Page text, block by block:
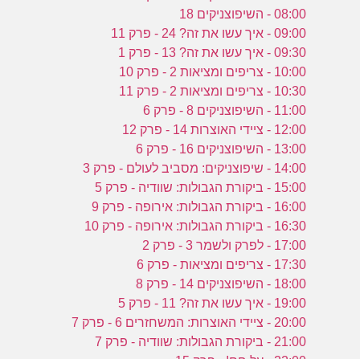
08:00 - השיפוצניקים 18
09:00 - איך עשו את זה? 24 - פרק 11
09:30 - איך עשו את זה? 13 - פרק 1
10:00 - צריפים ומציאות 2 - פרק 10
10:30 - צריפים ומציאות 2 - פרק 11
11:00 - השיפוצניקים 8 - פרק 6
12:00 - ציידי האוצרות 14 - פרק 12
13:00 - השיפוצניקים 16 - פרק 6
14:00 - שיפוצניקים: מסביב לעולם - פרק 3
15:00 - ביקורת הגבולות: שוודיה - פרק 5
16:00 - ביקורת הגבולות: אירופה - פרק 9
16:30 - ביקורת הגבולות: אירופה - פרק 10
17:00 - לפרק ולשמר 3 - פרק 2
17:30 - צריפים ומציאות - פרק 6
18:00 - השיפוצניקים 14 - פרק 8
19:00 - איך עשו את זה? 11 - פרק 5
20:00 - ציידי האוצרות: המשחזרים 6 - פרק 7
21:00 - ביקורת הגבולות: שוודיה - פרק 7